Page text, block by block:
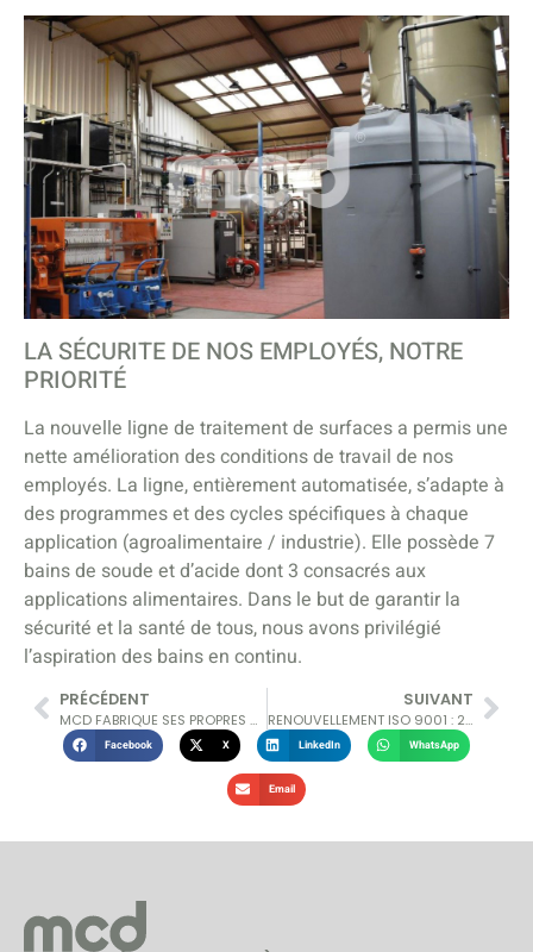
LA SÉCURITE DE NOS EMPLOYÉS, NOTRE
PRIORITÉ
La nouvelle ligne de traitement de surfaces a permis une
nette amélioration des conditions de travail de nos
employés. La ligne, entièrement automatisée, s’adapte à
des programmes et des cycles spécifiques à chaque
application (agroalimentaire / industrie). Elle possède 7
bains de soude et d’acide dont 3 consacrés aux
applications alimentaires. Dans le but de garantir la
sécurité et la santé de tous, nous avons privilégié
l’aspiration des bains en continu.
PRÉCÉDENT
MCD FABRIQUE SES PROPRES OUTILLAGES POUR JOINTS
SUIVANT
RENOUVELLEMENT ISO 9001 : 2015
Facebook X LinkedIn WhatsApp
Email